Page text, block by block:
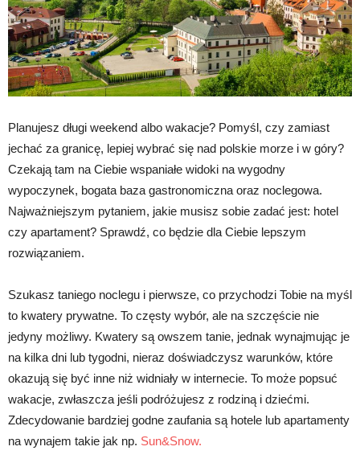
Planujesz długi weekend albo wakacje? Pomyśl, czy zamiast
jechać za granicę, lepiej wybrać się nad polskie morze i w góry?
Czekają tam na Ciebie wspaniałe widoki na wygodny
wypoczynek, bogata baza gastronomiczna oraz noclegowa.
Najważniejszym pytaniem, jakie musisz sobie zadać jest: hotel
czy apartament? Sprawdź, co będzie dla Ciebie lepszym
rozwiązaniem.
Szukasz taniego noclegu i pierwsze, co przychodzi Tobie na myśl
to kwatery prywatne. To częsty wybór, ale na szczęście nie
jedyny możliwy. Kwatery są owszem tanie, jednak wynajmując je
na kilka dni lub tygodni, nieraz doświadczysz warunków, które
okazują się być inne niż widniały w internecie. To może popsuć
wakacje, zwłaszcza jeśli podróżujesz z rodziną i dziećmi.
Zdecydowanie bardziej godne zaufania są hotele lub apartamenty
na wynajem takie jak np. Sun&Snow.